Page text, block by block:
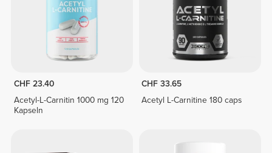
CHF 23.40
Acetyl-L-Carnitin 1000 mg 120
Kapseln
CHF 33.65
Acetyl L-Carnitine 180 caps